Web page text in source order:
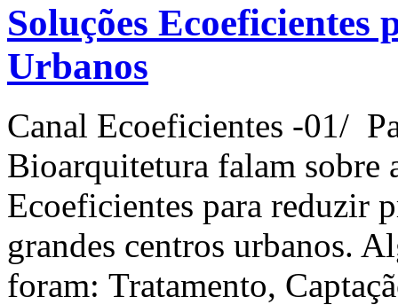
Soluções Ecoeficientes
Urbanos
Canal Ecoeficientes -01/
Bioarquitetura falam sobre
Ecoeficientes para reduzir
grandes centros urbanos.
foram: Tratamento,